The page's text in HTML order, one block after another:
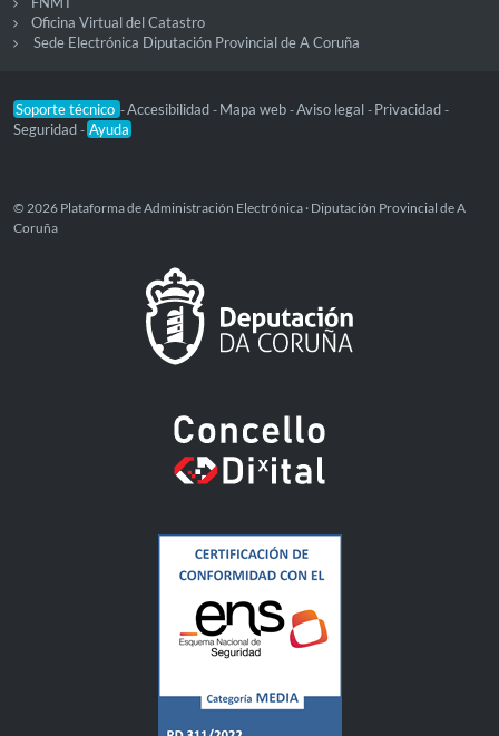
Oficina Virtual del Catastro
Sede Electrónica Diputación Provincial de A Coruña
Soporte técnico -Accesibilidad - Mapa web -Aviso legal - Privacidad -
Seguridad - Ayuda
© 2026 Plataforma de Administración Electrónica · Diputación Provincial de A
Coruña